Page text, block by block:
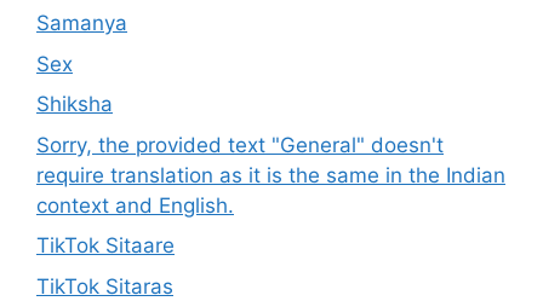
Samanya
Sex
Shiksha
Sorry, the provided text "General" doesn't
require translation as it is the same in the Indian
context and English.
TikTok Sitaare
TikTok Sitaras